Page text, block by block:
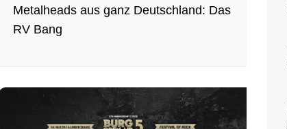
Metalheads aus ganz Deutschland: Das
RV Bang